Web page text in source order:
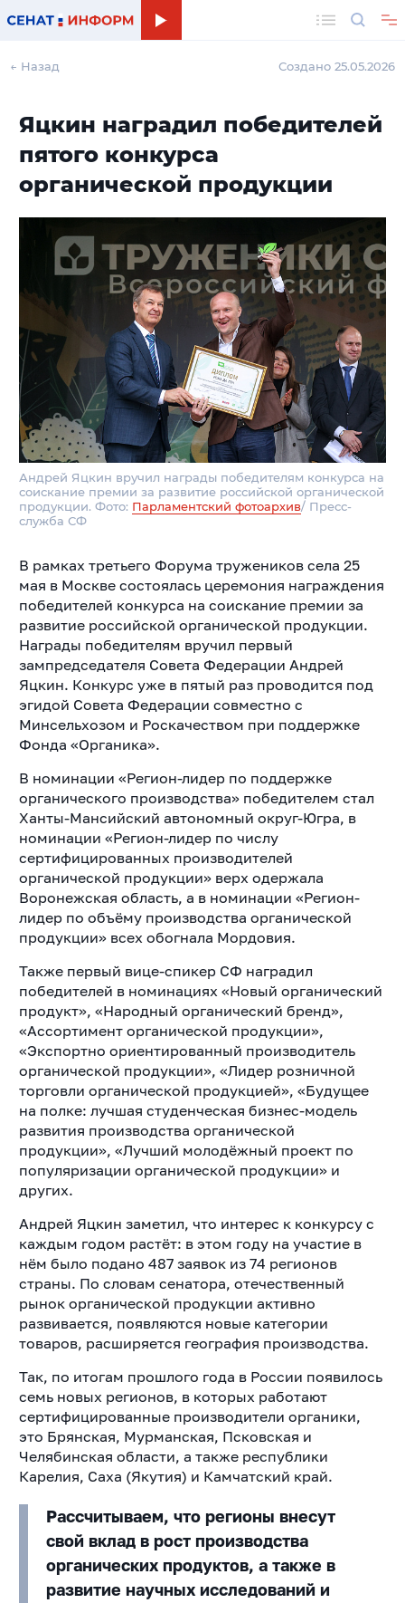
← Назад Создано 25.05.2026
Яцкин наградил победителей
пятого конкурса
органической продукции
Андрей Яцкин вручил награды победителям конкурса на
соискание премии за развитие российской органической
продукции. Фото: Парламентский фотоархив/ Пресс-
служба СФ
В рамках третьего Форума тружеников села 25
мая в Москве состоялась церемония награждения
победителей конкурса на соискание премии за
развитие российской органической продукции.
Награды победителям вручил первый
зампредседателя Совета Федерации Андрей
Яцкин. Конкурс уже в пятый раз проводится под
эгидой Совета Федерации совместно с
Минсельхозом и Роскачеством при поддержке
Фонда «Органика».
В номинации «Регион-лидер по поддержке
органического производства» победителем стал
Ханты-Мансийский автономный округ-Югра, в
номинации «Регион-лидер по числу
сертифицированных производителей
органической продукции» верх одержала
Воронежская область, а в номинации «Регион-
лидер по объёму производства органической
продукции» всех обогнала Мордовия.
Также первый вице-спикер СФ наградил
победителей в номинациях «Новый органический
продукт», «Народный органический бренд»,
«Ассортимент органической продукции»,
«Экспортно ориентированный производитель
органической продукции», «Лидер розничной
торговли органической продукцией», «Будущее
на полке: лучшая студенческая бизнес-модель
развития производства органической
продукции», «Лучший молодёжный проект по
популяризации органической продукции» и
других.
Андрей Яцкин заметил, что интерес к конкурсу с
каждым годом растёт: в этом году на участие в
нём было подано 487 заявок из 74 регионов
страны. По словам сенатора, отечественный
рынок органической продукции активно
развивается, появляются новые категории
товаров, расширяется география производства.
Так, по итогам прошлого года в России появилось
семь новых регионов, в которых работают
сертифицированные производители органики,
это Брянская, Мурманская, Псковская и
Челябинская области, а также республики
Карелия, Саха (Якутия) и Камчатский край.
Рассчитываем, что регионы внесут
свой вклад в рост производства
органических продуктов, а также в
развитие научных исследований и